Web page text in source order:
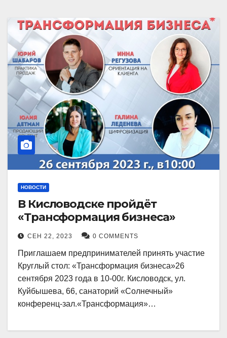
НОВОСТИ
В Кисловодске пройдёт
«Трансформация бизнеса»
СЕН 22, 2023 0 COMMENTS
Приглашаем предпринимателей принять участие
Круглый стол: «Трансформация бизнеса»26
сентября 2023 года в 10-00г. Кисловодск, ул.
Куйбышева, 66, санаторий «Солнечный»
конференц-зал.«Трансформация»…